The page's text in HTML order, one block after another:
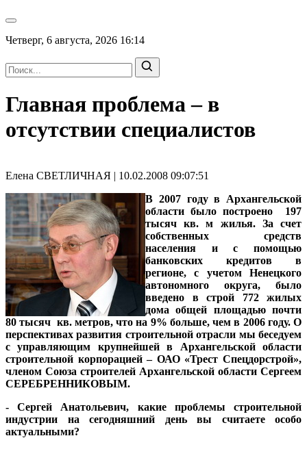
Четверг, 6 августа, 2026 16:14
Главная проблема – в
отсутствии специалистов
Елена СВЕТЛИЧНАЯ | 10.02.2008 09:07:51
В 2007 году в Архангельской
области было построено 197
тысяч кв. м жилья. За счет
собственных средств
населения и с помощью
банковских кредитов в
регионе, с учетом Ненецкого
автономного округа, было
введено в строй 772 жилых
дома общей площадью почти
80 тысяч кв. метров, что на 9% больше, чем в 2006 году. О
перспективах развития строительной отрасли мы беседуем
суправляющим крупнейшей в Архангельской области
строительной корпорацией – ОАО «Трест Спецдорстрой»,
членом Союза строителей Архангельской области Сергеем
СЕРЕБРЕННИКОВЫМ.
- Сергей Анатольевич, какие проблемы строительной
индустрии на сегодняшний день вы считаете особо
актуальными?